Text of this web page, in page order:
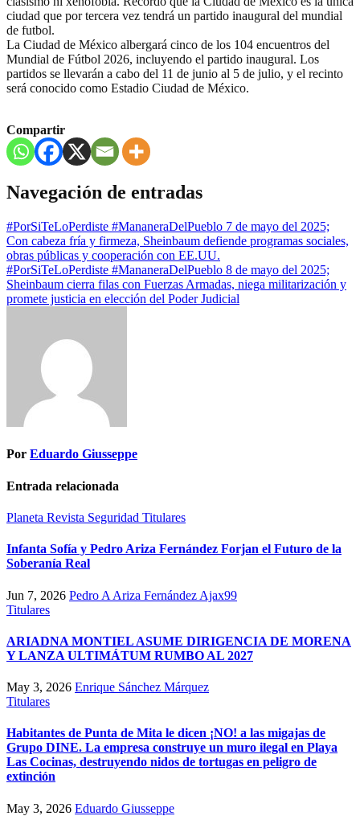
ciudad que por tercera vez tendrá un partido inaugural del mundial
de futbol.
La Ciudad de México albergará cinco de los 104 encuentros del
Mundial de Fútbol 2026, incluyendo el partido inaugural. Los
partidos se llevarán a cabo del 11 de junio al 5 de julio, y el recinto
será conocido como Estadio Ciudad de México.
Compartir
Navegación de entradas
#PorSiTeLoPerdiste #MananeraDelPueblo 7 de mayo del 2025;
Con cabeza fría y firmeza, Sheinbaum defiende programas sociales,
obras públicas y cooperación con EE.UU.
#PorSiTeLoPerdiste #MananeraDelPueblo 8 de mayo del 2025;
Sheinbaum cierra filas con Fuerzas Armadas, niega militarización y
promete justicia en elección del Poder Judicial
Por Eduardo Giusseppe
Entrada relacionada
Planeta Revista Seguridad Titulares
Infanta Sofía y Pedro Ariza Fernández Forjan el Futuro de la
Soberanía Real
Jun 7, 2026 Pedro A Ariza Fernández Ajax99
Titulares
ARIADNA MONTIEL ASUME DIRIGENCIA DE MORENA
Y LANZA ULTIMÁTUM RUMBO AL 2027
May 3, 2026 Enrique Sánchez Márquez
Titulares
Habitantes de Punta de Mita le dicen ¡NO! a las migajas de
Grupo DINE. La empresa construye un muro ilegal en Playa
Las Cocinas, destruyendo nidos de tortugas en peligro de
extinción
May 3, 2026 Eduardo Giusseppe